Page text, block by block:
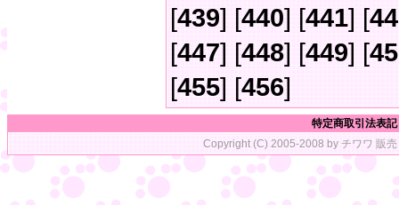
[439] [440] [441] [
[447] [448] [449] [
[455] [456]
特定商取引法表記
Copyright (C) 2005-2008 by チワワ 販